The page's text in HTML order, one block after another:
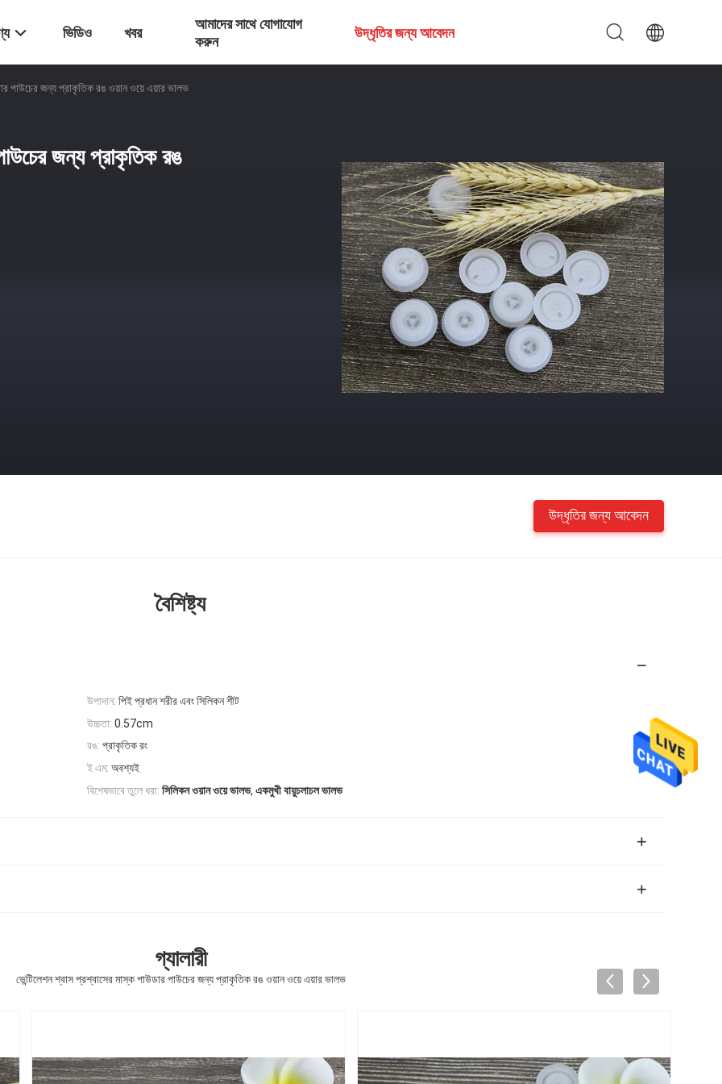
ভিডিও খবর
আমাদের সাথে যোগাযোগ
করুন
উদ্ধৃতির জন্য আবেদন
পাউচের জন্য প্রাকৃতিক রঙ ওয়ান ওয়ে এয়ার ভালভ
জন্য প্রাকৃতিক রঙ
উদ্ধৃতির জন্য আবেদন
বৈশিষ্ট্য
উপাদান: পিই প্রধান শরীর এবং সিলিকন শীট
উচ্চতা: 0.57cm
রঙ: প্রাকৃতিক রং
ই এম: অবশ্যই
বিশেষভাবে তুলে ধরা: সিলিকন ওয়ান ওয়ে ভালভ, একমুখী বায়ুচলাচল ভালভ
গ্যালারী
ভেন্টিলেশন শ্বাস প্রশ্বাসের মাস্ক পাউডার পাউচের জন্য প্রাকৃতিক রঙ ওয়ান ওয়ে এয়ার ভালভ